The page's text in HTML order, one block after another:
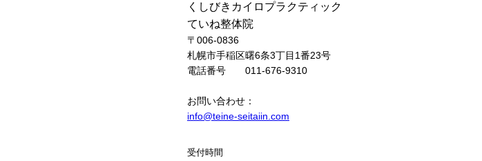
くしびきカイロプラクティック
ていね整体院
〒006-0836
札幌市手稲区曙6条3丁目1番23号
電話番号 011-676-9310
お問い合わせ：
info@teine-seitaiin.com
受付時間